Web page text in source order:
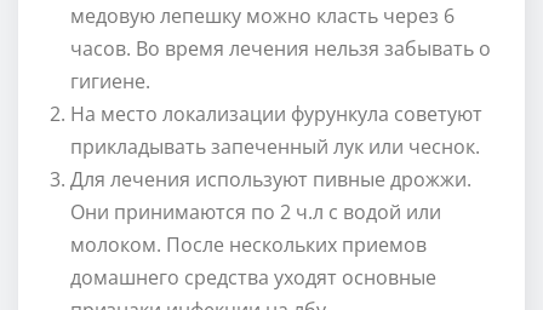
медовую лепешку можно класть через 6
часов. Во время лечения нельзя забывать о
гигиене.
На место локализации фурункула советуют
прикладывать запеченный лук или чеснок.
Для лечения используют пивные дрожжи.
Они принимаются по 2 ч.л с водой или
молоком. После нескольких приемов
домашнего средства уходят основные